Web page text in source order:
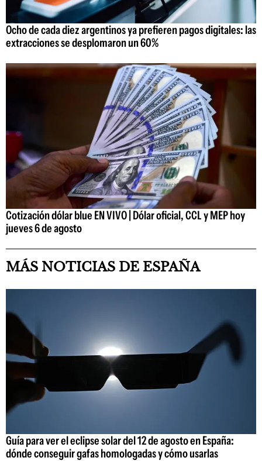
Ocho de cada diez argentinos ya prefieren pagos digitales: las
extracciones se desplomaron un 60%
Cotización dólar blue EN VIVO | Dólar oficial, CCL y MEP hoy
jueves 6 de agosto
MÁS NOTICIAS DE ESPAÑA
Guía para ver el eclipse solar del 12 de agosto en España:
dónde conseguir gafas homologadas y cómo usarlas